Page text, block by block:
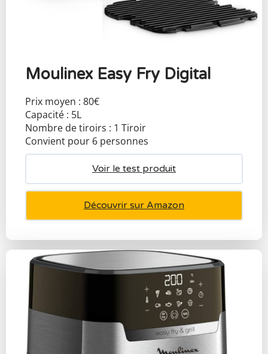
Moulinex Easy Fry Digital
Prix moyen : 80€
Capacité : 5L
Nombre de tiroirs : 1 Tiroir
Convient pour 6 personnes
Voir le test produit
Découvrir sur Amazon